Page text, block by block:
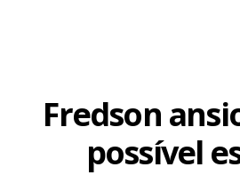
Fredson
possível